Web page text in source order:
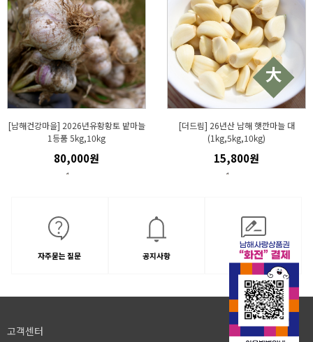
[남해건강마을] 2026년유황황토 밭마늘
1등품 5kg,10kg
80,000원
[더드림] 26년산 남해 햇깐마늘 대
(1kg,5kg,10kg)
15,800원
자주묻는 질문 공지사항 1:1문의
고객센터